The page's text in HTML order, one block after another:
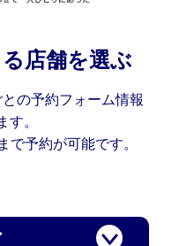
店舗を選ぶ
の予約フォーム情報
す。
で予約が可能です。